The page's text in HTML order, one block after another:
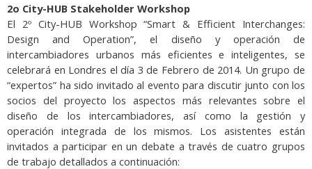
2o City-HUB Stakeholder Workshop
El 2º City-HUB Workshop “Smart & Efficient Interchanges:
Design and Operation”, el diseño y operación de
intercambiadores urbanos más eficientes e inteligentes, se
celebrará en Londres el día 3 de Febrero de 2014. Un grupo de
“expertos” ha sido invitado al evento para discutir junto con los
socios del proyecto los aspectos más relevantes sobre el
diseño de los intercambiadores, así como la gestión y
operación integrada de los mismos. Los asistentes están
invitados a participar en un debate a través de cuatro grupos
de trabajo detallados a continuación: